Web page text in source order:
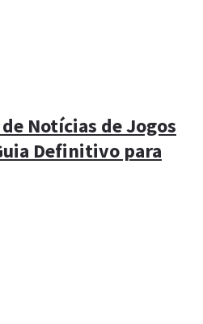
Notícias de Jogos
Definitivo para